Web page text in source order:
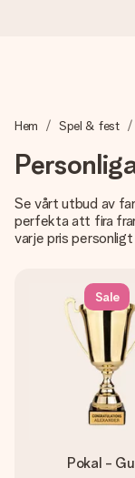
Vi skapar din
mest.
4,6 (baserat
Gratis hälsning
Skapa något
namn, ditt foto
hennes hjärta.
Hem Spel & fest
Se vårt utbud av
perfekta att fira
varje pris
Sale
Pokal -